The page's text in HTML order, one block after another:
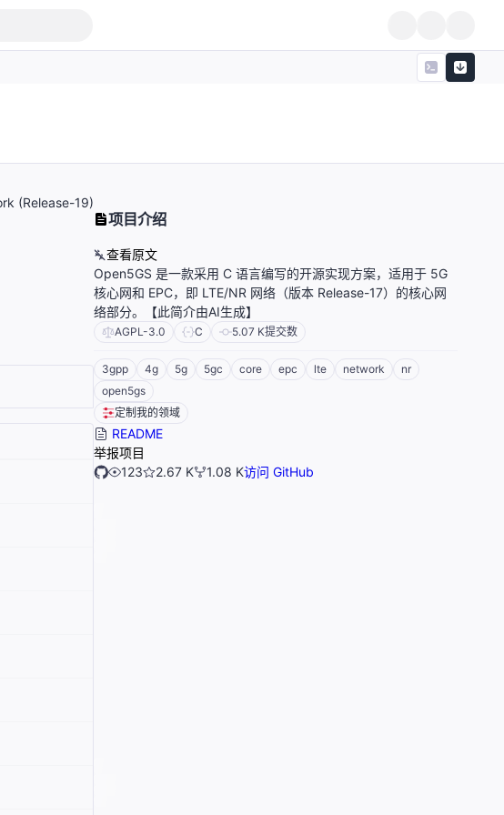
(Release-19)
项目介绍
查看原文
Open5GS 是一款采用 C 语言编写的开源实现方案，适用于 5G
核心网和 EPC，即 LTE/NR 网络（版本 Release-17）的核心网
络部分。【此简介由AI生成】
AGPL-3.0 C 5.07 K提交数
3gpp 4g 5g 5gc core epc lte network
nr
open5gs
定制我的领域
README
举报项目
123
2.67 K 1.08 K访问 GitHub